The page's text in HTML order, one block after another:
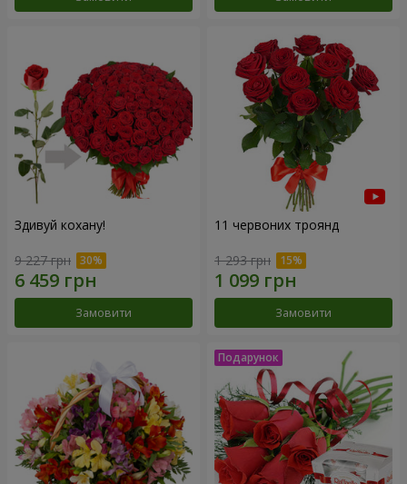
Здивуй кохану!
9 227 грн
Замовити
11 червоних троянд
1 293 грн
Замовити